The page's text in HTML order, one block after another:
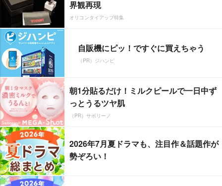
界観再現
オリコンタイアップ特集
自販機にピッ！ですぐに買えちゃう
（PR）ジハンピ
朝1分貼るだけ！ミルクピールで一日中ず
っとうるツヤ肌
（PR）サボリーノ
2026年7月夏ドラマも、注目作＆話題作が
勢ぞろい！